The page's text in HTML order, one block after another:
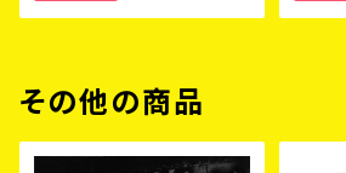
その他の商品